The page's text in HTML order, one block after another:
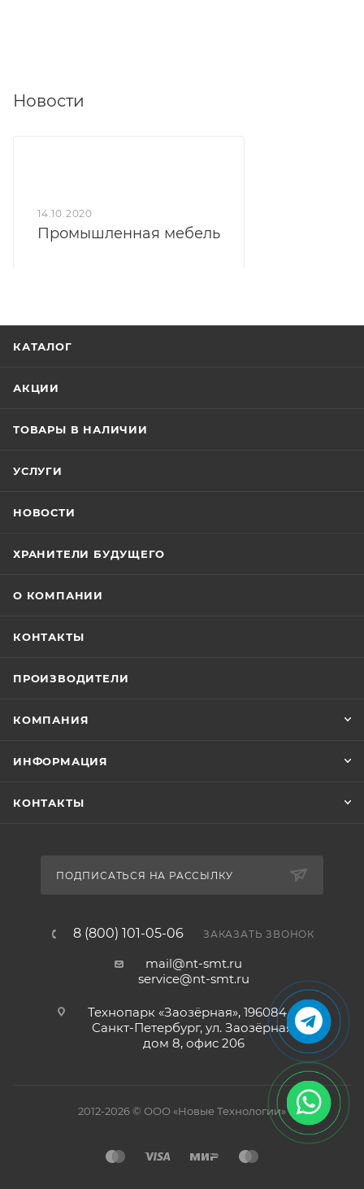
Новости
14.10.2020
Промышленная мебель
КАТАЛОГ
АКЦИИ
ТОВАРЫ В НАЛИЧИИ
УСЛУГИ
НОВОСТИ
ХРАНИТЕЛИ БУДУЩЕГО
О КОМПАНИИ
КОНТАКТЫ
ПРОИЗВОДИТЕЛИ
КОМПАНИЯ
ИНФОРМАЦИЯ
КОНТАКТЫ
ПОДПИСАТЬСЯ НА РАССЫЛКУ
8 (800) 101-05-06 ЗАКАЗАТЬ ЗВОНОК
mail@nt-smt.ru
service@nt-smt.ru
Технопарк «Заозёрная», 196084, г.
Санкт-Петербург, ул. Заозёрная,
дом 8, офис 206
2012-2026 © ООО «Новые Технологии»